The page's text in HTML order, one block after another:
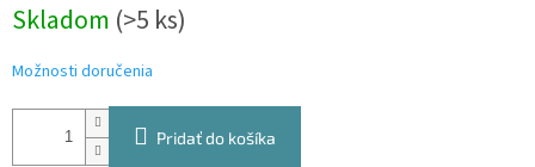
cena:
Skladom (>5 ks)
Možnosti doručenia
Pridať do košíka